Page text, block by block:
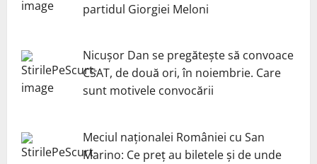
partidul Giorgiei Meloni
Nicuşor Dan se pregăteşte să convoace
CSAT, de două ori, în noiembrie. Care
sunt motivele convocării
Meciul naționalei României cu San
Marino: Ce preț au biletele și de unde